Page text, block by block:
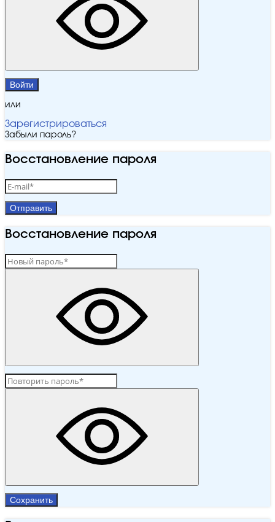
Войти
или
Зарегистрироваться
Забыли пароль?
Восстановление пароля
Отправить
Восстановление пароля
Сохранить